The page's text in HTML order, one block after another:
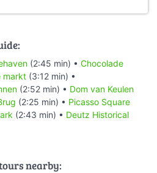
(2:45 min) • Chocolade
markt (3:12 min) •
(2:52 min) • Dom van Keulen
(2:25 min) • Picasso Square
(2:43 min) • Deutz Historical
nearby: